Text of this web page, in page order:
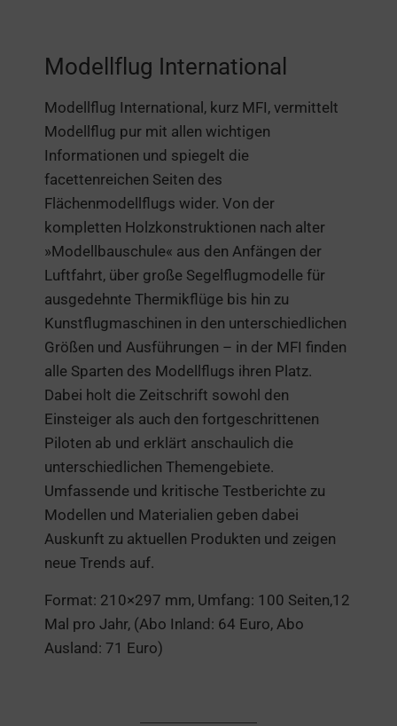
Modellflug International
Modellflug International, kurz MFI, vermittelt
Modellflug pur mit allen wichtigen
Informationen und spiegelt die
facettenreichen Seiten des
Flächenmodellflugs wider. Von der
kompletten Holzkonstruktionen nach alter
»Modellbauschule« aus den Anfängen der
Luftfahrt, über große Segelflugmodelle für
ausgedehnte Thermikflüge bis hin zu
Kunstflugmaschinen in den unterschiedlichen
Größen und Ausführungen – in der MFI finden
alle Sparten des Modellflugs ihren Platz.
Dabei holt die Zeitschrift sowohl den
Einsteiger als auch den fortgeschrittenen
Piloten ab und erklärt anschaulich die
unterschiedlichen Themengebiete.
Umfassende und kritische Testberichte zu
Modellen und Materialien geben dabei
Auskunft zu aktuellen Produkten und zeigen
neue Trends auf.
Format: 210×297 mm, Umfang: 100 Seiten,12
Mal pro Jahr, (Abo Inland: 64 Euro, Abo
Ausland: 71 Euro)